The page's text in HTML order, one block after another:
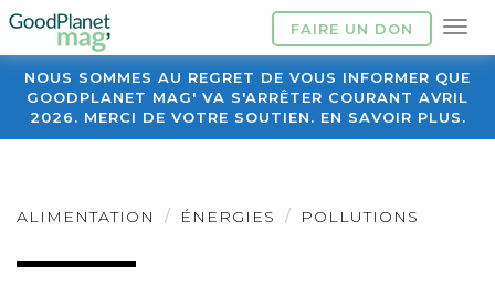
FAIRE UN DON
NOUS SOMMES AU REGRET DE VOUS INFORMER QUE
GOODPLANET MAG' VA S'ARRÊTER COURANT AVRIL
2026. MERCI DE VOTRE SOUTIEN. EN SAVOIR PLUS.
ALIMENTATION ÉNERGIES POLLUTIONS